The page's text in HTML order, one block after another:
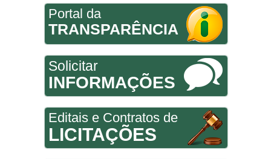
Portal da
TRANSPARÊNCIA
Solicitar
INFORMAÇÕES
Editais e Contratos de
LICITAÇÕES